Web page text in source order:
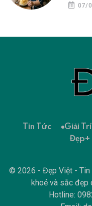
07/
Tin Tức Giải Trí
Đẹp+
© 2026 - Đẹp Việt - Tin
khoẻ và sắc đẹp
Hotline: